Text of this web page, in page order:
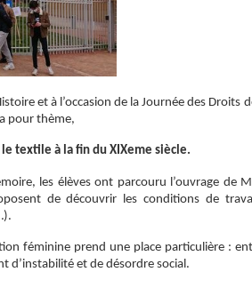
et à l’occasion de la Journée des
pour thème,
textile à la fin du XIXeme siècle.
les élèves ont parcouru l’ouvrage de
de découvrir les conditions de
féminine prend une place particulière :
d’instabilité et de désordre social.